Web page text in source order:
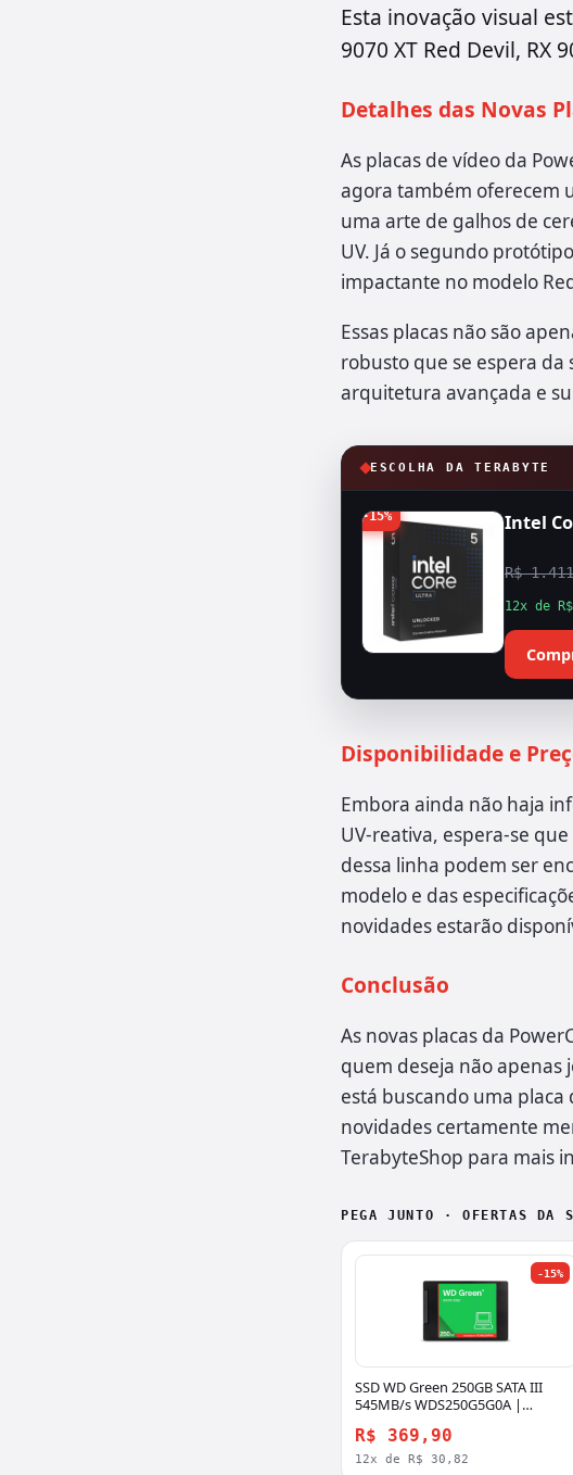
Esta inovação visual
9070 XT Red Devil, RX
Detalhes das Novas
As placas de vídeo da
agora também oferecem
uma arte de galhos de
UV. Já o segundo
impactante no modelo
Essas placas não são
robusto que se espera da
arquitetura avançada e
ESCOLHA DA TERABYTE
-15% Intel
R$
12x de
Disponibilidade e
Embora ainda não haja
UV-reativa, espera-se
dessa linha podem ser
modelo e das
novidades estarão
Conclusão
As novas placas da
quem deseja não apenas
está buscando uma
novidades certamente
TerabyteShop para mais
PEGA JUNTO · OFERTAS DA
-15%
SSD WD Green 250GB SATA III
545MB/s WDS250G5G0A |
R$ 369,90
12x de R$ 30,82